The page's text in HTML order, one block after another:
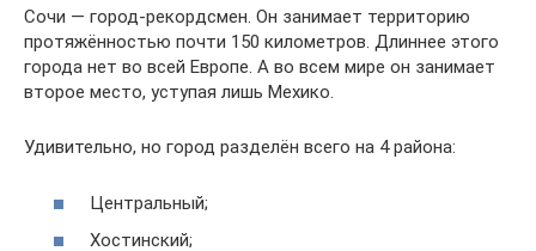
Сочи — город-рекордсмен. Он занимает территорию
протяжённостью почти 150 километров. Длиннее этого
города нет во всей Европе. А во всем мире он занимает
второе место, уступая лишь Мехико.
Удивительно, но город разделён всего на 4 района:
Центральный;
Хостинский;